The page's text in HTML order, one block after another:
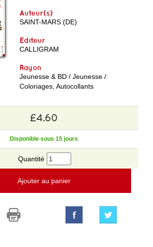
Auteur(s)
SAINT-MARS (DE)
Editeur
CALLIGRAM
Rayon
Jeunesse & BD / Jeunesse /
Coloriages, Autocollants
£4.60
Disponible sous 15 jours
Quantité
Ajouter au panier